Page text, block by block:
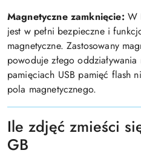
Magnetyczne zamknięcie: W
jest w pełni bezpieczne i
magnetyczne. Zastosowany
powoduje złego
pamięciach USB pamięć flash
pola magnetycznego.
Ile zdjęć zmieści
GB